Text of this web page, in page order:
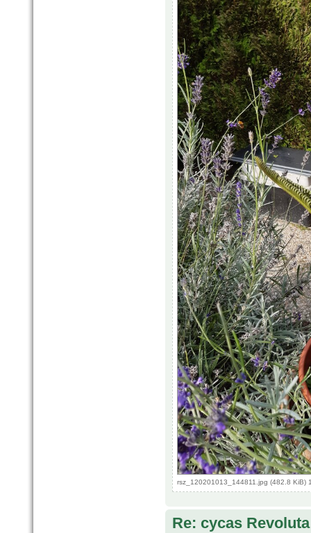
rsz_120201013_144811.jpg (482.8 KiB)
Re: cycas Revoluta